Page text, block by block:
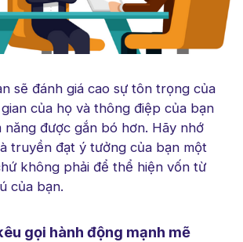
sẽ đánh giá cao sự tôn trọng của
của họ và thông điệp của bạn
năng được gắn bó hơn. Hãy nhớ
truyền đạt ý tưởng của bạn một
không phải để thể hiện vốn từ
của bạn.
gọi hành động mạnh mẽ